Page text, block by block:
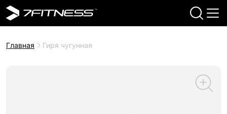
Главная Гиря чугунная